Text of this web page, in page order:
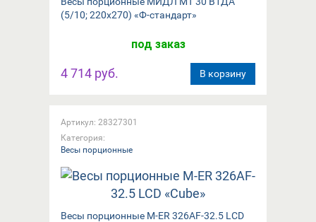
(5/10; 220x270) «Ф-стандарт»
под заказ
4 714 руб. В корзину
Артикул: 28327301
Категория:
Весы порционные
Весы порционные M-ER 326AF-32.5 LCD